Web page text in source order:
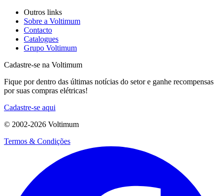
Outros links
Sobre a Voltimum
Contacto
Catalogues
Grupo Voltimum
Cadastre-se na Voltimum
Fique por dentro das últimas notícias do setor e ganhe recompensas
por suas compras elétricas!
Cadastre-se aqui
© 2002-2026 Voltimum
Termos & Condições